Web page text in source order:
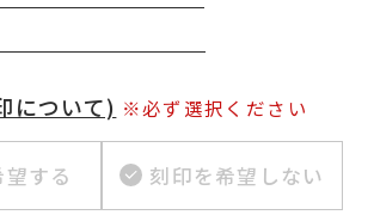
について) ※必ず選択ください
する 刻印を希望しない